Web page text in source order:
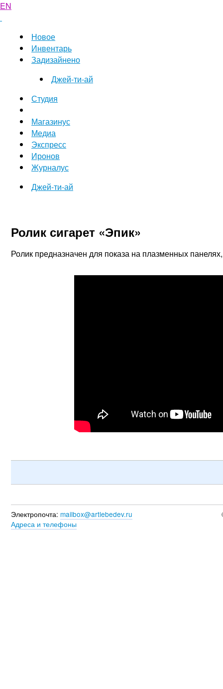
EN
Новое
Инвентарь
Задизайнено
Джей-ти-ай
Студия
Магазинус
Медиа
Экспресс
Иронов
Журналус
Джей-ти-ай
Ролик сигарет «Эпик»
Ролик предназначен для показа на плазменных
Электропочта: mailbox@artlebedev.ru
Адреса и телефоны